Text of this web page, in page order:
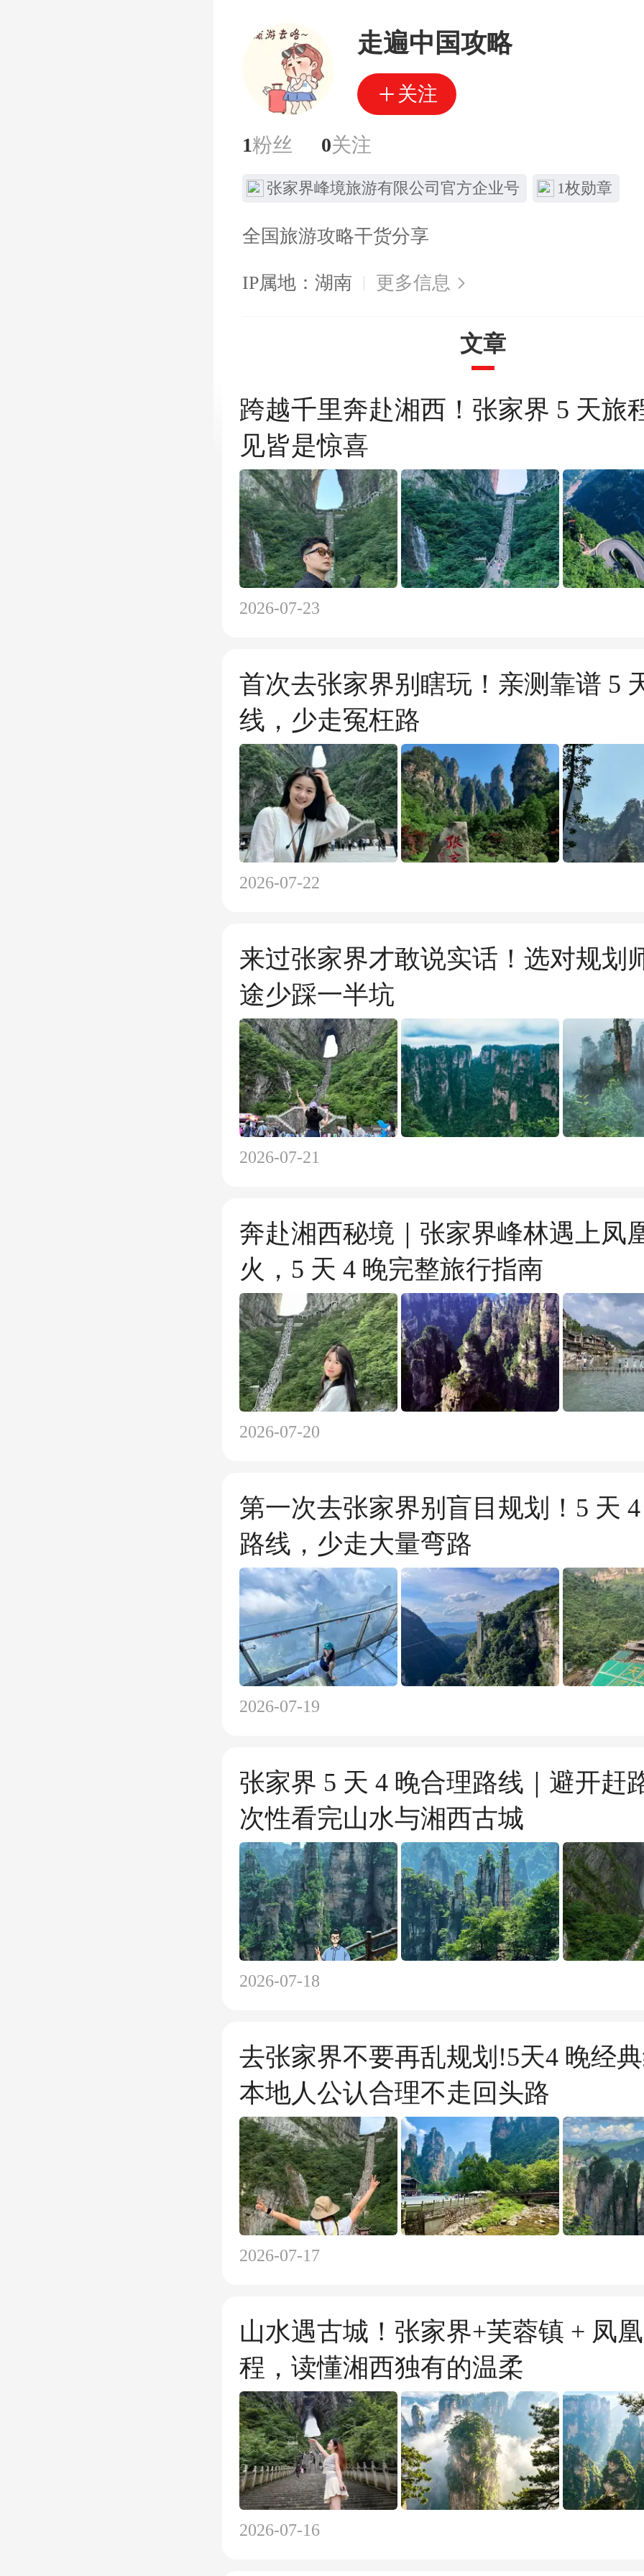
走遍中国攻略
关注
1粉丝 0关注
张家界峰境旅游有限公司官方企业号 1枚勋章
全国旅游攻略干货分享
IP属地：湖南 更多信息
文章
跨越千里奔赴湘西！张家界 5 天旅
见皆是惊喜
2026-07-23
首次去张家界别瞎玩！亲测靠谱 5
线，少走冤枉路
2026-07-22
来过张家界才敢说实话！选对规划
途少踩一半坑
2026-07-21
奔赴湘西秘境｜张家界峰林遇上凤
火，5 天 4 晚完整旅行指南
2026-07-20
第一次去张家界别盲目规划！5 天
路线，少走大量弯路
2026-07-19
张家界 5 天 4 晚合理路线｜避开赶
次性看完山水与湘西古城
2026-07-18
去张家界不要再乱规划!5天4 晚经
本地人公认合理不走回头路
2026-07-17
山水遇古城！张家界+芙蓉镇 + 凤
程，读懂湘西独有的温柔
2026-07-16